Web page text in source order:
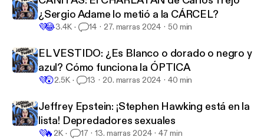
¿Sergio Adame lo metió a la CÁRCEL?
💜😂3.4K 14 27. marras 2024 50 min
EL VESTIDO: ¿Es Blanco o dorado o negro y
azul? Cómo funciona la ÓPTICA
💜😲2.5K 13 20. marras 2024 40 min
Jeffrey Epstein: ¡Stephen Hawking está en la
lista! Depredadores sexuales
💜🔥 2K 17 13. marras 2024 47 min